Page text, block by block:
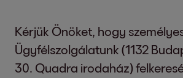
Kérjük Önöket, hogy
Ügyfélszolgálatunk (1132
30. Quadra irodaház)